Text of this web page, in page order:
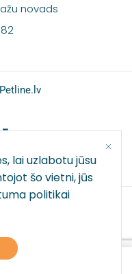
lai uzlabotu jūsu
šo vietni, jūs
politikai
novads